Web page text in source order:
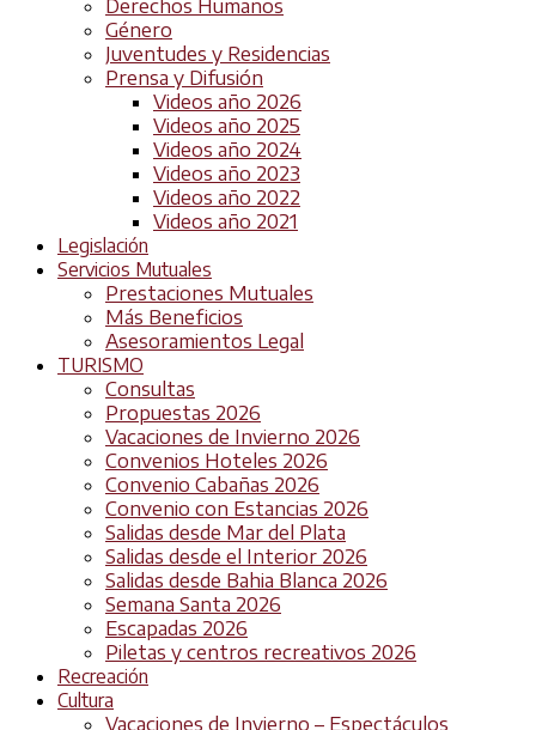
Derechos Humanos
Género
Juventudes y Residencias
Prensa y Difusión
Videos año 2026
Videos año 2025
Videos año 2024
Videos año 2023
Videos año 2022
Videos año 2021
Legislación
Servicios Mutuales
Prestaciones Mutuales
Más Beneficios
Asesoramientos Legal
TURISMO
Consultas
Propuestas 2026
Vacaciones de Invierno 2026
Convenios Hoteles 2026
Convenio Cabañas 2026
Convenio con Estancias 2026
Salidas desde Mar del Plata
Salidas desde el Interior 2026
Salidas desde Bahia Blanca 2026
Semana Santa 2026
Escapadas 2026
Piletas y centros recreativos 2026
Recreación
Cultura
Vacaciones de Invierno – Espectáculos